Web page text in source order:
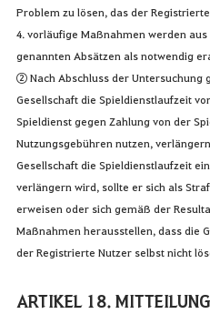
Problem zu lösen, das der
4. vorläufige Maßnahmen werden
genannten Absätzen als notwendig
② Nach Abschluss der Untersuchung
Gesellschaft die Spieldienstlaufzeit
Spieldienst gegen Zahlung von der
Nutzungsgebühren nutzen,
Gesellschaft die Spieldienstlaufzeit
verlängern wird, sollte er sich als
erweisen oder sich gemäß der
Maßnahmen herausstellen, dass die
der Registrierte Nutzer selbst nicht
ARTIKEL 18.